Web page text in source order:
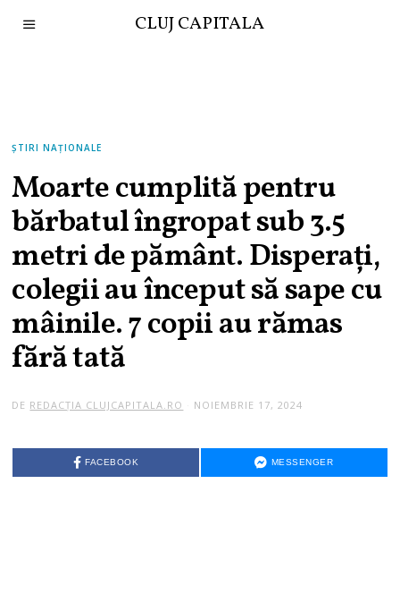
CLUJ CAPITALA
ȘTIRI NAȚIONALE
Moarte cumplită pentru
bărbatul îngropat sub 3.5
metri de pământ. Disperați,
colegii au început să sape cu
mâinile. 7 copii au rămas
fără tată
DE REDACȚIA CLUJCAPITALA.RO NOIEMBRIE 17, 2024
FACEBOOK MESSENGER